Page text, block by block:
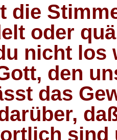
die
oder
nicht los
den
das
sind